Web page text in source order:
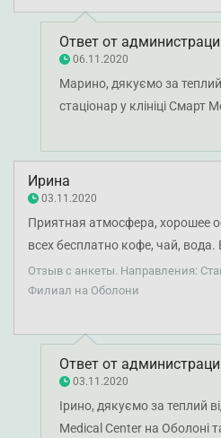
Ответ от
06.11.2020
Марино, дякуємо за
стаціонар у клініці
довіру і щиро бажаємо
Ирина
03.11.2020
Приятная атмосфера, хорошее
всех бесплатно кофе, чай,
поставить капельницу по
Лайк 😊👍
Отзыв с анкеты. Направления:
Филиал на Оболони
Ответ от
03.11.2020
Ірино, дякуємо за теплий
Medical Center на Оболоні